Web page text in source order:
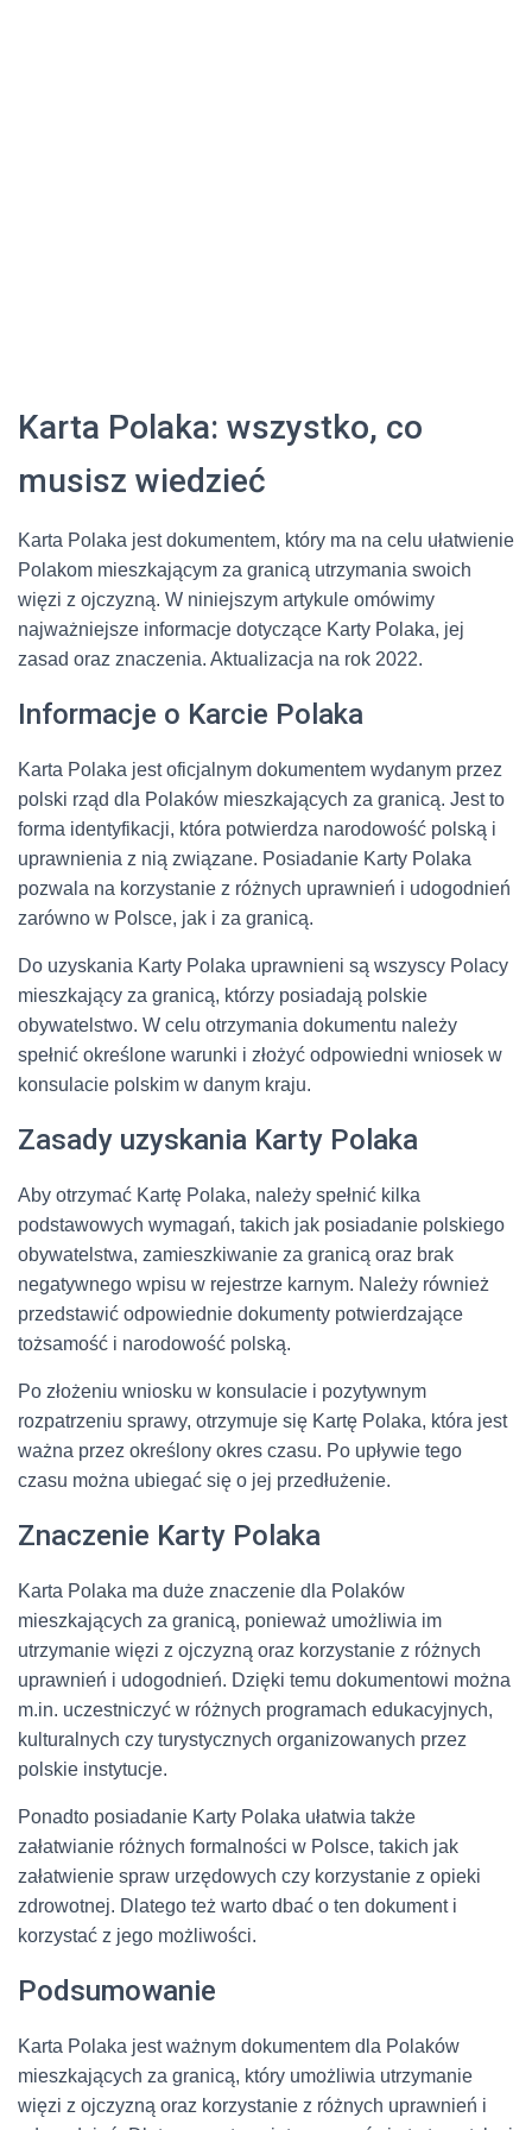
Karta Polaka: wszystko, co
musisz wiedzieć
Karta Polaka jest dokumentem, który ma na celu ułatwienie
Polakom mieszkającym za granicą utrzymania swoich
więzi z ojczyzną. W niniejszym artykule omówimy
najważniejsze informacje dotyczące Karty Polaka, jej
zasad oraz znaczenia. Aktualizacja na rok 2022.
Informacje o Karcie Polaka
Karta Polaka jest oficjalnym dokumentem wydanym przez
polski rząd dla Polaków mieszkających za granicą. Jest to
forma identyfikacji, która potwierdza narodowość polską i
uprawnienia z nią związane. Posiadanie Karty Polaka
pozwala na korzystanie z różnych uprawnień i udogodnień
zarówno w Polsce, jak i za granicą.
Do uzyskania Karty Polaka uprawnieni są wszyscy Polacy
mieszkający za granicą, którzy posiadają polskie
obywatelstwo. W celu otrzymania dokumentu należy
spełnić określone warunki i złożyć odpowiedni wniosek w
konsulacie polskim w danym kraju.
Zasady uzyskania Karty Polaka
Aby otrzymać Kartę Polaka, należy spełnić kilka
podstawowych wymagań, takich jak posiadanie polskiego
obywatelstwa, zamieszkiwanie za granicą oraz brak
negatywnego wpisu w rejestrze karnym. Należy również
przedstawić odpowiednie dokumenty potwierdzające
tożsamość i narodowość polską.
Po złożeniu wniosku w konsulacie i pozytywnym
rozpatrzeniu sprawy, otrzymuje się Kartę Polaka, która jest
ważna przez określony okres czasu. Po upływie tego
czasu można ubiegać się o jej przedłużenie.
Znaczenie Karty Polaka
Karta Polaka ma duże znaczenie dla Polaków
mieszkających za granicą, ponieważ umożliwia im
utrzymanie więzi z ojczyzną oraz korzystanie z różnych
uprawnień i udogodnień. Dzięki temu dokumentowi można
m.in. uczestniczyć w różnych programach edukacyjnych,
kulturalnych czy turystycznych organizowanych przez
polskie instytucje.
Ponadto posiadanie Karty Polaka ułatwia także
załatwianie różnych formalności w Polsce, takich jak
załatwienie spraw urzędowych czy korzystanie z opieki
zdrowotnej. Dlatego też warto dbać o ten dokument i
korzystać z jego możliwości.
Podsumowanie
Karta Polaka jest ważnym dokumentem dla Polaków
mieszkających za granicą, który umożliwia utrzymanie
więzi z ojczyzną oraz korzystanie z różnych uprawnień i